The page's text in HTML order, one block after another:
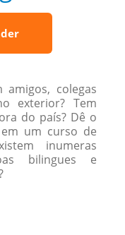
amigos, colegas
exterior? Tem
do país? Dê o
um curso de
inumeras
bilingues e